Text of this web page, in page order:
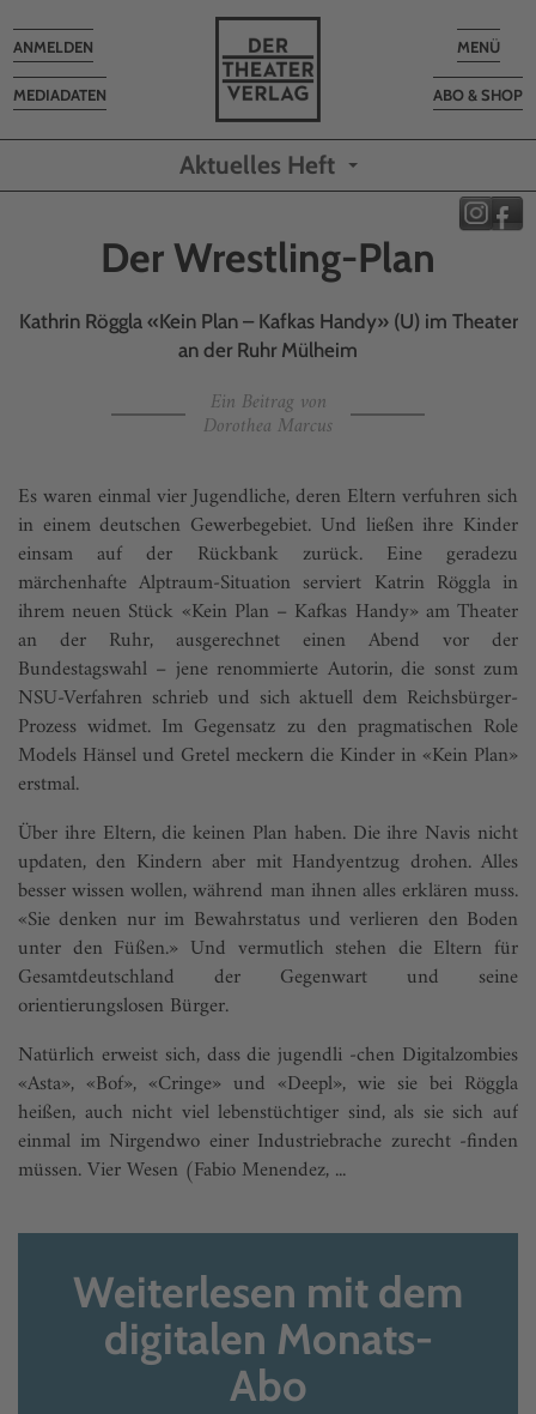
Toggle
MENÜ
ABO & SHOP
MEDIADATEN
Toggle
navigation
ANMELDEN
Aktuelles Heft
Der Wrestling-Plan
Kathrin Röggla «Kein Plan – Kafkas Handy» (U) im Theater
an der Ruhr Mülheim
Ein Beitrag von
Dorothea Marcus
Es waren einmal vier Jugendliche, deren Eltern verfuhren sich
in einem deutschen Gewerbegebiet. Und ließen ihre Kinder
einsam auf der Rückbank zurück. Eine geradezu
märchenhafte Alptraum-Situation serviert Katrin Röggla in
ihrem neuen Stück «Kein Plan – Kafkas Handy» am Theater
an der Ruhr, ausgerechnet einen Abend vor der
Bundestagswahl – jene renommierte Autorin, die sonst zum
NSU-Verfahren schrieb und sich aktuell dem Reichsbürger-
Prozess widmet. Im Gegensatz zu den pragmatischen Role
Models Hänsel und Gretel meckern die Kinder in «Kein Plan»
erstmal.
Über ihre Eltern, die keinen Plan haben. Die ihre Navis nicht
updaten, den Kindern aber mit Handyentzug drohen. Alles
besser wissen wollen, während man ihnen alles erklären muss.
«Sie denken nur im Bewahrstatus und verlieren den Boden
unter den Füßen.» Und vermutlich stehen die Eltern für
Gesamtdeutschland der Gegenwart und seine
orientierungslosen Bürger.
Natürlich erweist sich, dass die jugendli -chen Digitalzombies
«Asta», «Bof», «Cringe» und «Deepl», wie sie bei Röggla
heißen, auch nicht viel lebenstüchtiger sind, als sie sich auf
einmal im Nirgendwo einer Industriebrache zurecht -finden
müssen. Vier Wesen (Fabio Menendez, ...
Weiterlesen mit dem
digitalen Monats-
Abo